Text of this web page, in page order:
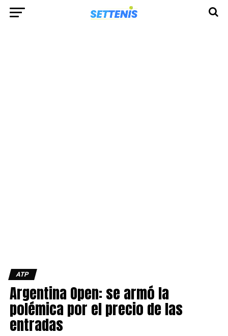
ATP
Argentina Open: se armó la
polémica por el precio de las
entradas